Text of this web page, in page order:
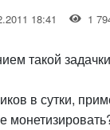
18:41 1
такой
в сутки,